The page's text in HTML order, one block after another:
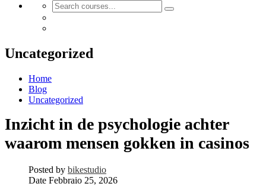
Uncategorized
Home
Blog
Uncategorized
Inzicht in de psychologie achter
waarom mensen gokken in casinos
Posted by bikestudio
Date Febbraio 25, 2026